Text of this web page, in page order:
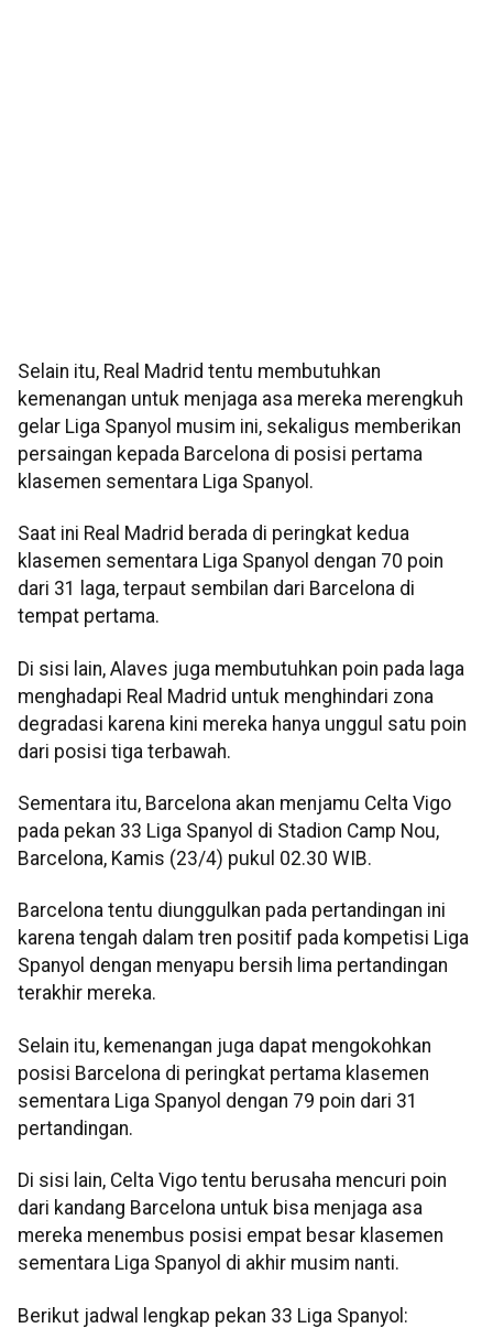
Selain itu, Real Madrid tentu membutuhkan
kemenangan untuk menjaga asa mereka merengkuh
gelar Liga Spanyol musim ini, sekaligus memberikan
persaingan kepada Barcelona di posisi pertama
klasemen sementara Liga Spanyol.
Saat ini Real Madrid berada di peringkat kedua
klasemen sementara Liga Spanyol dengan 70 poin
dari 31 laga, terpaut sembilan dari Barcelona di
tempat pertama.
Di sisi lain, Alaves juga membutuhkan poin pada laga
menghadapi Real Madrid untuk menghindari zona
degradasi karena kini mereka hanya unggul satu poin
dari posisi tiga terbawah.
Sementara itu, Barcelona akan menjamu Celta Vigo
pada pekan 33 Liga Spanyol di Stadion Camp Nou,
Barcelona, Kamis (23/4) pukul 02.30 WIB.
Barcelona tentu diunggulkan pada pertandingan ini
karena tengah dalam tren positif pada kompetisi Liga
Spanyol dengan menyapu bersih lima pertandingan
terakhir mereka.
Selain itu, kemenangan juga dapat mengokohkan
posisi Barcelona di peringkat pertama klasemen
sementara Liga Spanyol dengan 79 poin dari 31
pertandingan.
Di sisi lain, Celta Vigo tentu berusaha mencuri poin
dari kandang Barcelona untuk bisa menjaga asa
mereka menembus posisi empat besar klasemen
sementara Liga Spanyol di akhir musim nanti.
Berikut jadwal lengkap pekan 33 Liga Spanyol: